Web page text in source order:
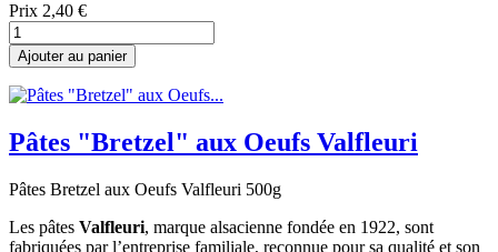
Prix 2,40 €
Ajouter au panier
Pâtes "Bretzel" aux Oeufs Valfleuri
Pâtes Bretzel aux Oeufs Valfleuri 500g
Les pâtes Valfleuri, marque alsacienne fondée en 1922, sont
fabriquées par l’entreprise familiale, reconnue pour sa qualité et son